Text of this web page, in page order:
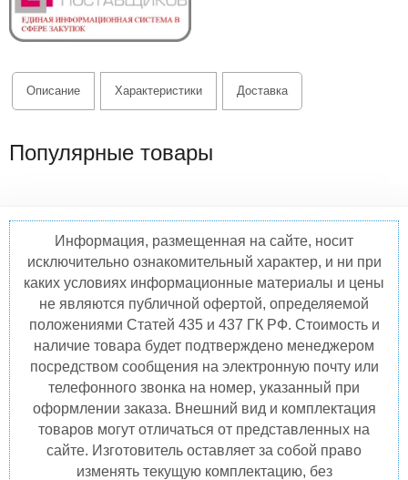
Описание Характеристики Доставка
Популярные товары
Информация, размещенная на сайте, носит
исключительно ознакомительный характер, и ни при
каких условиях информационные материалы и цены
не являются публичной офертой, определяемой
положениями Статей 435 и 437 ГК РФ. Стоимость и
наличие товара будет подтверждено менеджером
посредством сообщения на электронную почту или
телефонного звонка на номер, указанный при
оформлении заказа. Внешний вид и комплектация
товаров могут отличаться от представленных на
сайте. Изготовитель оставляет за собой право
изменять текущую комплектацию, без